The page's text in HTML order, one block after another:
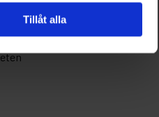
Tillåt alla